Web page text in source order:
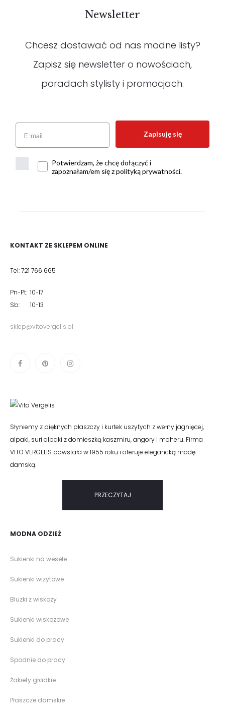
Newsletter
Chcesz dostawać od nas modne listy?
Zapisz się newsletter o nowościach,
poradach stylisty i promocjach.
Zapisuję się
Potwierdzam, że chcę dołączyć i
zapoznałam/em się z polityką prywatności.
KONTAKT ZE SKLEPEM ONLINE
Tel: 721 766 665
Pn-Pt: 10-17
Sb: 10-13
sklep@vitovergelis.pl
Słyniemy z pięknych płaszczy i kurtek uszytych z wełny jagnięcej,
alpaki, suri alpaki z domieszką kaszmiru, angory i moheru. Firma
VITO VERGELIS powstała w 1955 roku i oferuje elegancką modę
damską.
PRZECZYTAJ
MODNA ODZIEŻ
Sukienki na wesele
Sukienki wizytowe
Bluzki z wiskozy
Sukienki wiskozowe
Sukienki do pracy
Spodnie do pracy
Żakiety gładkie
Płaszcze damskie